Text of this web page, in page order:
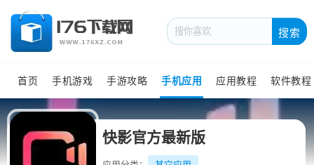
搜索
首页 手机游戏 手游攻略 手机应用 应用教程 软件教程
快影官方最新版